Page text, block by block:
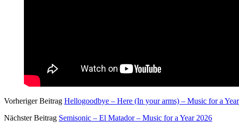
Vorheriger Beitrag Hellogoodbye – Here (In your arms) – Music for a
Nächster Beitrag Semisonic – El Matador – Music for a Year 2026